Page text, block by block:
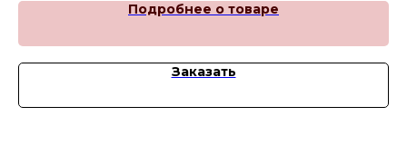
Подробнее о товаре
Заказать